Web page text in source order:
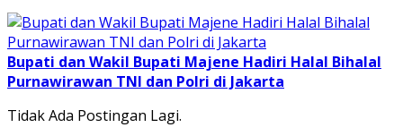
Bupati dan Wakil Bupati Majene Hadiri Halal Bihalal
Purnawirawan TNI dan Polri di Jakarta
Tidak Ada Postingan Lagi.